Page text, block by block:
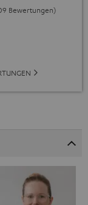
Bewertungen)